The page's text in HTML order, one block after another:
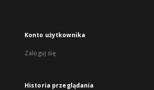
Konto użytkownika
Zaloguj się
Historia przeglądania